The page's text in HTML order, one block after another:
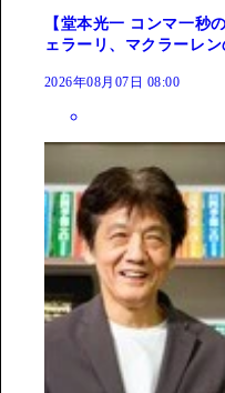
【堂本光一 コンマ一秒
ェラーリ、マクラーレ
2026年08月07日 08:00